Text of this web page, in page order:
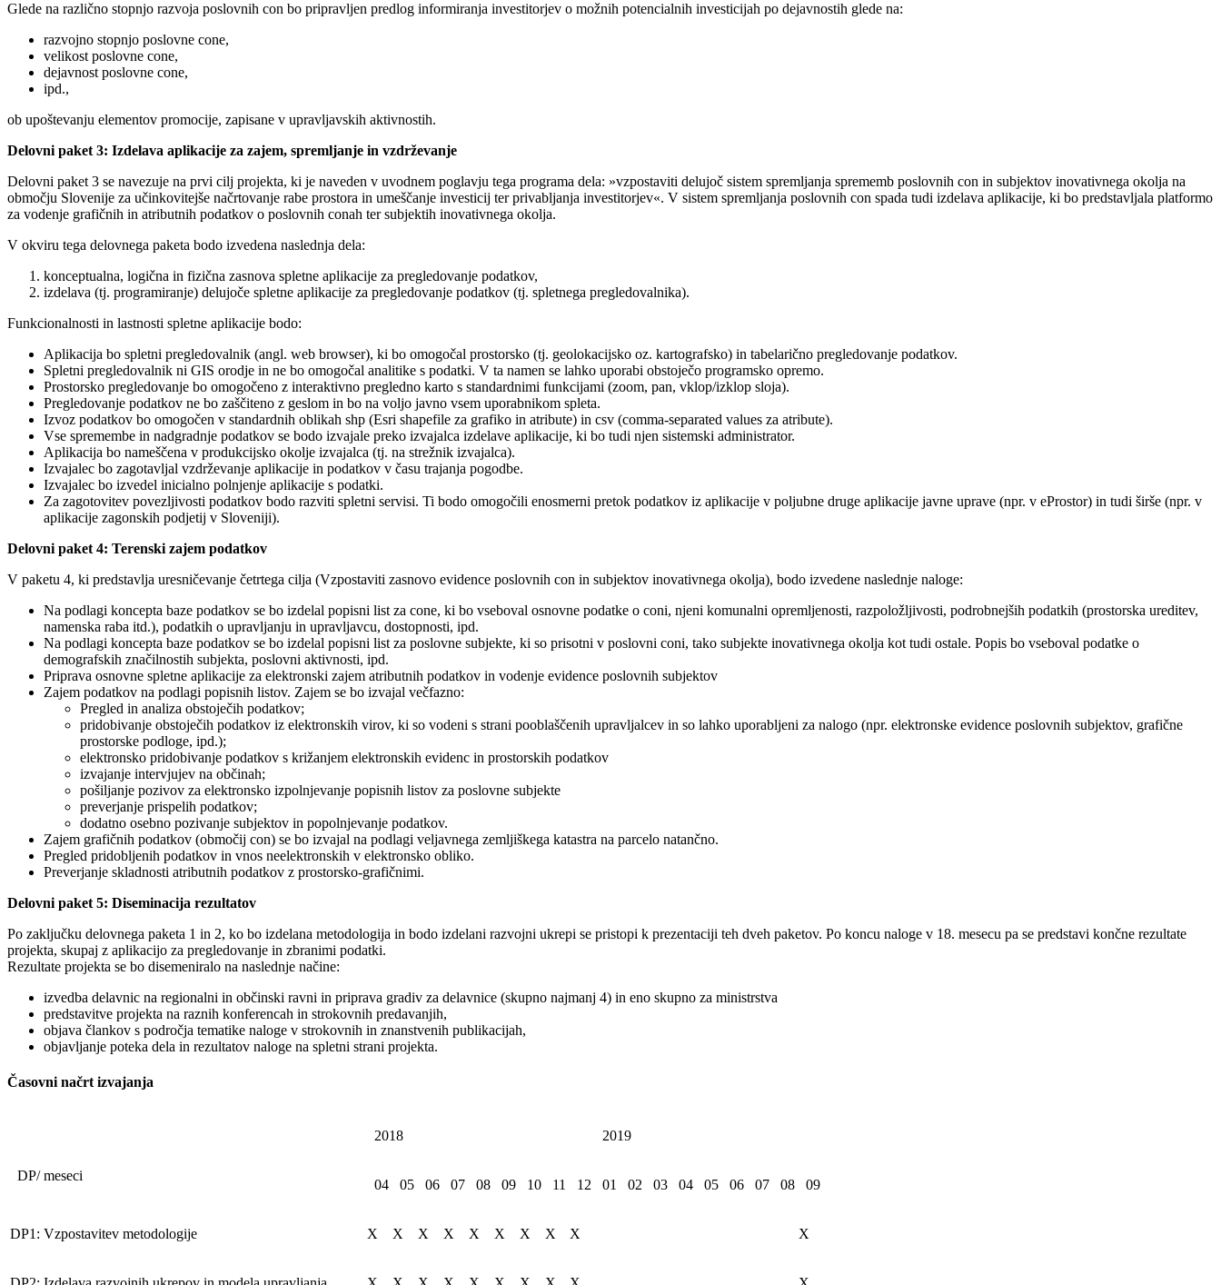
Glede na različno stopnjo razvoja poslovnih con bo pripravljen predlog informiranja investitorjev o možnih potencialnih investicijah po dejavnostih glede na:
razvojno stopnjo poslovne cone,
velikost poslovne cone,
dejavnost poslovne cone,
ipd.,
ob upoštevanju elementov promocije, zapisane v upravljavskih aktivnostih.
Delovni paket 3: Izdelava aplikacije za zajem, spremljanje in vzdrževanje
Delovni paket 3 se navezuje na prvi cilj projekta, ki je naveden v uvodnem poglavju tega programa dela: »vzpostaviti delujoč sistem spremljanja sprememb poslovnih con in subjektov inovativnega okolja na
območju Slovenije za učinkovitejše načrtovanje rabe prostora in umeščanje investicij ter privabljanja investitorjev«. V sistem spremljanja poslovnih con spada tudi izdelava aplikacije, ki bo predstavljala platformo
za vodenje grafičnih in atributnih podatkov o poslovnih conah ter subjektih inovativnega okolja.
V okviru tega delovnega paketa bodo izvedena naslednja dela:
konceptualna, logična in fizična zasnova spletne aplikacije za pregledovanje podatkov,
izdelava (tj. programiranje) delujoče spletne aplikacije za pregledovanje podatkov (tj. spletnega pregledovalnika).
Funkcionalnosti in lastnosti spletne aplikacije bodo:
Aplikacija bo spletni pregledovalnik (angl. web browser), ki bo omogočal prostorsko (tj. geolokacijsko oz. kartografsko) in tabelarično pregledovanje podatkov.
Spletni pregledovalnik ni GIS orodje in ne bo omogočal analitike s podatki. V ta namen se lahko uporabi obstoječo programsko opremo.
Prostorsko pregledovanje bo omogočeno z interaktivno pregledno karto s standardnimi funkcijami (zoom, pan, vklop/izklop sloja).
Pregledovanje podatkov ne bo zaščiteno z geslom in bo na voljo javno vsem uporabnikom spleta.
Izvoz podatkov bo omogočen v standardnih oblikah shp (Esri shapefile za grafiko in atribute) in csv (comma-separated values za atribute).
Vse spremembe in nadgradnje podatkov se bodo izvajale preko izvajalca izdelave aplikacije, ki bo tudi njen sistemski administrator.
Aplikacija bo nameščena v produkcijsko okolje izvajalca (tj. na strežnik izvajalca).
Izvajalec bo zagotavljal vzdrževanje aplikacije in podatkov v času trajanja pogodbe.
Izvajalec bo izvedel inicialno polnjenje aplikacije s podatki.
Za zagotovitev povezljivosti podatkov bodo razviti spletni servisi. Ti bodo omogočili enosmerni pretok podatkov iz aplikacije v poljubne druge aplikacije javne uprave (npr. v eProstor) in tudi širše (npr. v
aplikacije zagonskih podjetij v Sloveniji).
Delovni paket 4: Terenski zajem podatkov
V paketu 4, ki predstavlja uresničevanje četrtega cilja (Vzpostaviti zasnovo evidence poslovnih con in subjektov inovativnega okolja), bodo izvedene naslednje naloge:
Na podlagi koncepta baze podatkov se bo izdelal popisni list za cone, ki bo vseboval osnovne podatke o coni, njeni komunalni opremljenosti, razpoložljivosti, podrobnejših podatkih (prostorska ureditev,
namenska raba itd.), podatkih o upravljanju in upravljavcu, dostopnosti, ipd.
Na podlagi koncepta baze podatkov se bo izdelal popisni list za poslovne subjekte, ki so prisotni v poslovni coni, tako subjekte inovativnega okolja kot tudi ostale. Popis bo vseboval podatke o
demografskih značilnostih subjekta, poslovni aktivnosti, ipd.
Priprava osnovne spletne aplikacije za elektronski zajem atributnih podatkov in vodenje evidence poslovnih subjektov
Zajem podatkov na podlagi popisnih listov. Zajem se bo izvajal večfazno:
Pregled in analiza obstoječih podatkov;
pridobivanje obstoječih podatkov iz elektronskih virov, ki so vodeni s strani pooblaščenih upravljalcev in so lahko uporabljeni za nalogo (npr. elektronske evidence poslovnih subjektov, grafične
prostorske podloge, ipd.);
elektronsko pridobivanje podatkov s križanjem elektronskih evidenc in prostorskih podatkov
izvajanje intervjujev na občinah;
pošiljanje pozivov za elektronsko izpolnjevanje popisnih listov za poslovne subjekte
preverjanje prispelih podatkov;
dodatno osebno pozivanje subjektov in popolnjevanje podatkov.
Zajem grafičnih podatkov (območij con) se bo izvajal na podlagi veljavnega zemljiškega katastra na parcelo natančno.
Pregled pridobljenih podatkov in vnos neelektronskih v elektronsko obliko.
Preverjanje skladnosti atributnih podatkov z prostorsko-grafičnimi.
Delovni paket 5: Diseminacija rezultatov
Po zaključku delovnega paketa 1 in 2, ko bo izdelana metodologija in bodo izdelani razvojni ukrepi se pristopi k prezentaciji teh dveh paketov. Po koncu naloge v 18. mesecu pa se predstavi končne rezultate
projekta, skupaj z aplikacijo za pregledovanje in zbranimi podatki.
Rezultate projekta se bo disemeniralo na naslednje načine:
izvedba delavnic na regionalni in občinski ravni in priprava gradiv za delavnice (skupno najmanj 4) in eno skupno za ministrstva
predstavitve projekta na raznih konferencah in strokovnih predavanjih,
objava člankov s področja tematike naloge v strokovnih in znanstvenih publikacijah,
objavljanje poteka dela in rezultatov naloge na spletni strani projekta.
Časovni načrt izvajanja
DP/ meseci
2018 2019
04 05 06 07 08 09 10 11 12 01 02 03 04 05 06 07 08 09
DP1: Vzpostavitev metodologije X X X X X X X X X X